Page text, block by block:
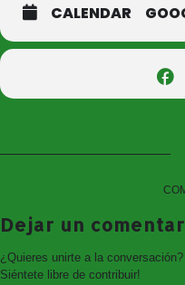
Concierto de Aulas II
Entrada: 1€
CALENDAR
Dejar un
¿Quieres unirte a la conversación?
Siéntete libre de contribuir!